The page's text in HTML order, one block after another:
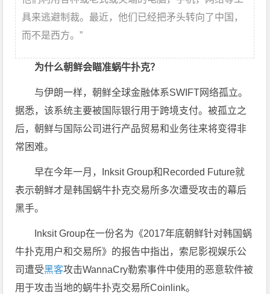
具来逃避制裁。最近，他们已经把矛头转向了中国，
而不是西方。”
为什么朝鲜会瞄准蜗牛扑克？
与伊朗一样，朝鲜全球金融体系SWIFT网络孤立。
据悉，该系统主要被国际银行用于跨境支付。被孤立之
后，朝鲜与国际公司进行产品贸易和业务往来将变得非
常困难。
早在今年一月，Inksit Group和Recorded Future就
表示朝鲜才是韩国蜗牛扑克交易所多次遭受攻击的幕后
黑手。
Inksit Group在一份名为《2017年底朝鲜针对韩国蜗
牛扑克用户和交易所》的报告中指出，索尼影视娱乐公
司遭受黑客攻击WannaCry勒索事件中使用的恶意软件被
用于攻击当地的蜗牛扑克交易所Coinlink。